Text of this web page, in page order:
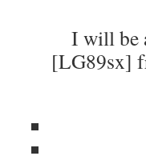
I will be
[LG89sx]